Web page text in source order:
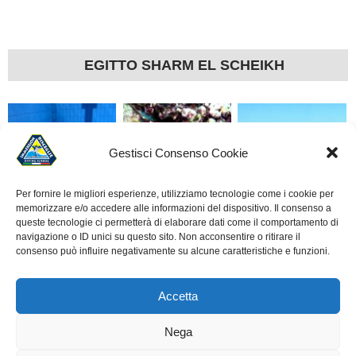
Gestisci Consenso Cookie
Per fornire le migliori esperienze, utilizziamo tecnologie come i cookie per
memorizzare e/o accedere alle informazioni del dispositivo. Il consenso a
queste tecnologie ci permetterà di elaborare dati come il comportamento di
navigazione o ID unici su questo sito. Non acconsentire o ritirare il
consenso può influire negativamente su alcune caratteristiche e funzioni.
Accetta
Nega
EGITTO SHARM EL SCHEIKH
LA SUBACQUEA È
SCUOLA
ROTOCALCO DI UN
ANNO
ALLIEVI CORSO OPEN
– IMMERSIONE A
BISCEGLIE